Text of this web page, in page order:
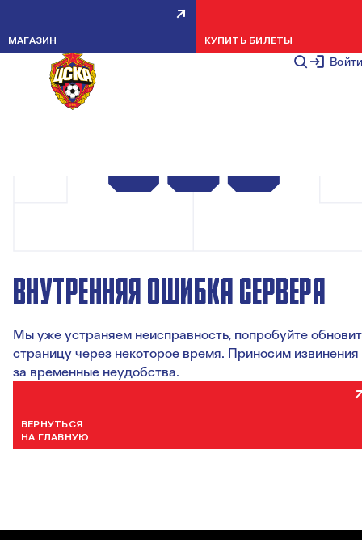
Войти
МАГАЗИН КУПИТЬ БИЛЕТЫ
ВНУТРЕННЯЯ ОШИБКА СЕРВЕРА
Мы уже устраняем неисправность, попробуйте
страницу через некоторое время. Приносим извинения
за временные неудобства.
ВЕРНУТЬСЯ
НА ГЛАВНУЮ